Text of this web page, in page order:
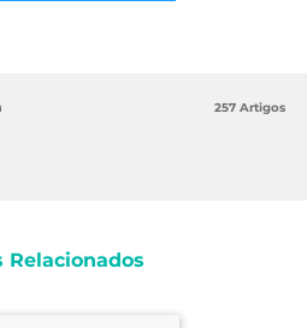
257 Artigos
Relacionados